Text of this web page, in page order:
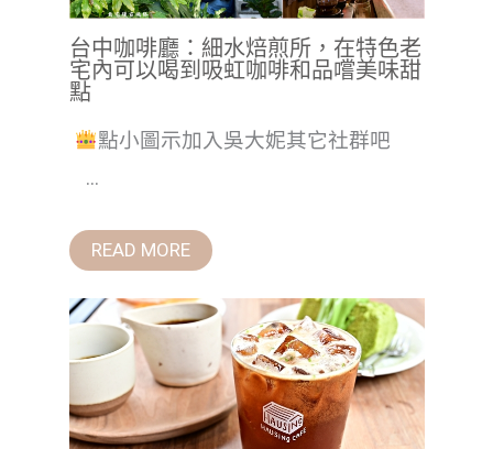
台中咖啡廳：細水焙煎所，在特色老
宅內可以喝到吸虹咖啡和品嚐美味甜
點
點小圖示加入吳大妮其它社群吧
...
READ MORE